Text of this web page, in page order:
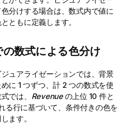
分けする場合は、数式内で値に
ともに定義します。
の数式による色分け
ュアライゼーションでは、背景
に 1 つずつ、計 2 つの数式を使
では、 Revenueの上位 10 件と
る行に基づいて、条件付きの色を
ます。